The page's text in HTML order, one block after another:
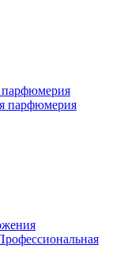
парфюмерия